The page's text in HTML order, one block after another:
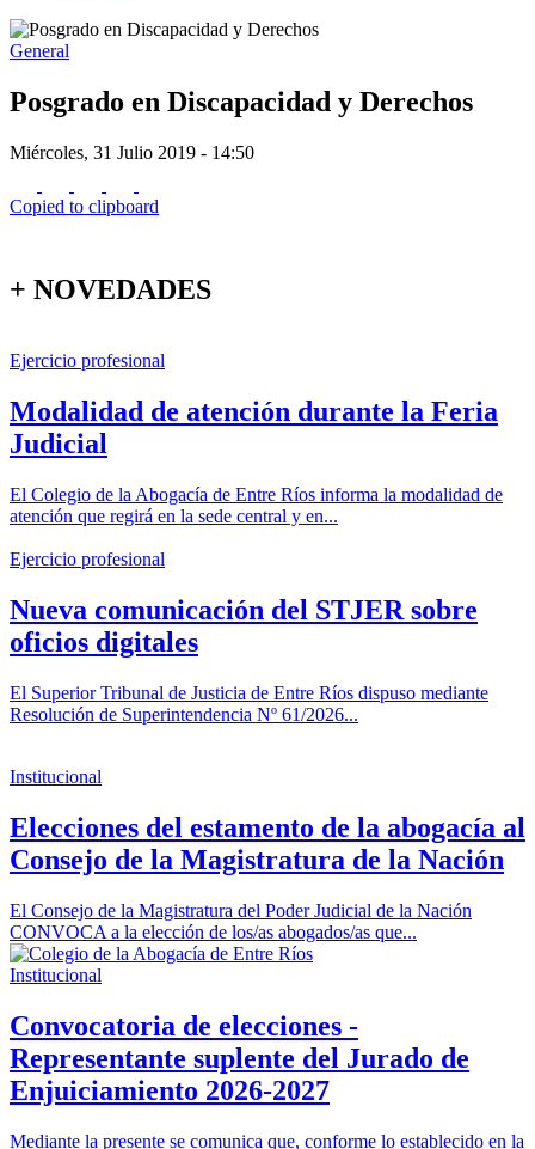
General
Posgrado en Discapacidad y Derechos
Miércoles, 31 Julio 2019 - 14:50
Copied to clipboard
+ NOVEDADES
Ejercicio profesional
Modalidad de atención durante la Feria
Judicial
El Colegio de la Abogacía de Entre Ríos informa la modalidad de
atención que regirá en la sede central y en...
Ejercicio profesional
Nueva comunicación del STJER sobre
oficios digitales
El Superior Tribunal de Justicia de Entre Ríos dispuso mediante
Resolución de Superintendencia Nº 61/2026...
Institucional
Elecciones del estamento de la abogacía al
Consejo de la Magistratura de la Nación
El Consejo de la Magistratura del Poder Judicial de la Nación
CONVOCA a la elección de los/as abogados/as que...
Institucional
Convocatoria de elecciones -
Representante suplente del Jurado de
Enjuiciamiento 2026-2027
Mediante la presente se comunica que, conforme lo establecido en la